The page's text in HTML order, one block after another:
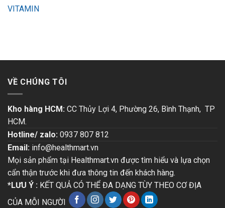
VITAMIN
VỀ CHÚNG TÔI
Kho hàng HCM: CC Thủy Lợi 4, Phường 26, Bình Thạnh, TP
HCM.
Hotline/ zalo: 0937 807 812
Email: info@healthmart.vn
Mọi sản phẩm tại Healthmart.vn được tìm hiểu và lựa chọn
cẩn thận trước khi đưa thông tin đến khách hàng.
*LƯU Ý : KẾT QUẢ CÓ THỂ ĐA DẠNG TÙY THEO CƠ ĐỊA
CỦA MỖI NGƯỜI